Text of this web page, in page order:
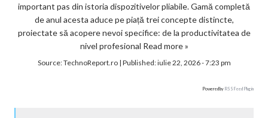
important pas din istoria dispozitivelor pliabile. Gamă completă
de anul acesta aduce pe piață trei concepte distincte,
proiectate să acopere nevoi specifice: de la productivitatea de
nivel profesional Read more »
Source:TechnoReport.ro| Published:iulie 22, 2026 - 7:23 pm
Powered by RSS Feed Plugin